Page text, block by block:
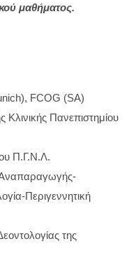
μαθήματος.
FCOG (SA)
Κλινικής Πανεπιστημίου
Π.Γ.Ν.Λ.
Αναπαραγωγής-
Περιγεννητική
της